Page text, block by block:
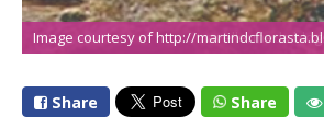
Image courtesy of http://
Share Share